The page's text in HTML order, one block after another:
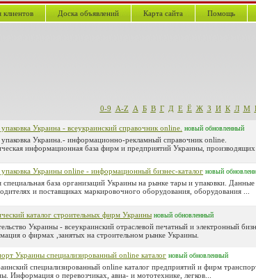
клиентов Доска объявлений Карта сайта Помощь
0-9 A-Z А Б В Г Д Е Ё Ж З И К Л М
Украина - всеукраинский справочник online. новый обновленный
Украина.- информационно-рекламный справочник online.
информационная база фирм и предприятий Украины, производящих
Украины online - информационный бизнес-каталог новый
специальная база организаций Украины на рынке тары и упаковки. Данные
и поставщиках маркировочного оборудования, оборудования ...
каталог строительных фирм Украины новый обновленный
Украины - всеукраинский отраслевой печатный и электронный
о фирмах ,занятых на строительном рынке Украины.
Украины специализированный online каталог новый обновленный
специализированный online каталог предприятий и фирм
Информация о перевозчиках, авиа- и мототехнике, легков...